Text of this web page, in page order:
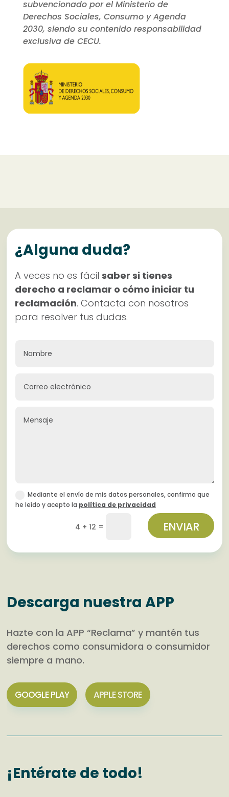
subvencionado por el Ministerio de
Derechos Sociales, Consumo y Agenda
2030, siendo su contenido responsabilidad
exclusiva de CECU.
¿Alguna duda?
A veces no es fácilsaber si tienes
derecho a reclamar o cómo iniciar tu
reclamación. Contacta con nosotros
para resolver tus dudas.
Mediante el envío de mis datos personales, confirmo que
he leído y acepto la política de privacidad
4 + 12 = ENVIAR
Descarga nuestra APP
Hazte con la APP “Reclama” y mantén tus
derechos como consumidora o consumidor
siempre a mano.
GOOGLE PLAY APPLE STORE
¡Entérate de todo!